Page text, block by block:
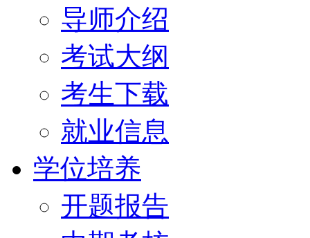
导师介绍
考试大纲
考生下载
就业信息
学位培养
开题报告